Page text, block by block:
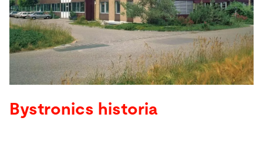
Sök
USA · Swedish Kontakt myBystronic
Bystronics historia